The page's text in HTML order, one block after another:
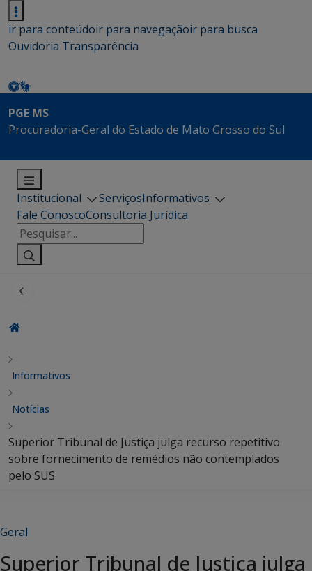
ir para conteúdoir para navegaçãoir para busca
Ouvidoria Transparência
PGE MS
Procuradoria-Geral do Estado de Mato Grosso do Sul
Institucional ServiçosInformativos
Fale ConoscoConsultoria Jurídica
Pesquisar
por:
Informativos
Notícias
Superior Tribunal de Justiça julga recurso repetitivo
sobre fornecimento de remédios não contemplados
pelo SUS
Geral
Superior Tribunal de Justiça julga